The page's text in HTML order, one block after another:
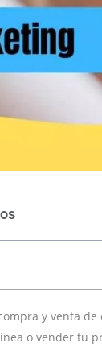
y venta
o vender tu